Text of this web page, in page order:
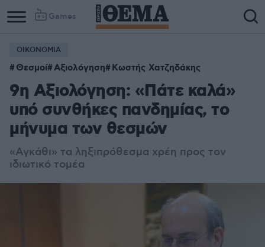
Games
ΟΙΚΟΝΟΜΙΑ
Θεσμοί Αξιολόγηση Κωστής Χατζηδάκης
9η Αξιολόγηση: «Πάτε καλά»
υπό συνθήκες πανδημίας, το
μήνυμα των θεσμών
«Αγκάθι» τα ληξιπρόθεσμα χρέη προς τον
ιδιωτικό τομέα